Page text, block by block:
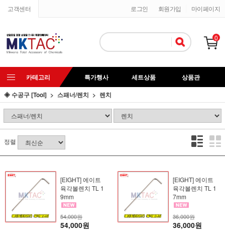
고객센터 마이페이지
회원가입
로그인
0
카테고리 특가행사 세트상품
상품관
◈ 수공구 [Tool]
스패너/렌치 렌치
정렬
[EIGHT] 에이트
육각볼렌치 TL 1
9mm
54,000원
54,000원
[EIGHT] 에이트
육각볼렌치 TL 1
7mm
36,000원
36,000원